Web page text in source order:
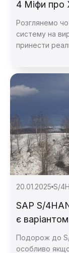
4 Міфи про
Розглянемо
систему на
принести
20.01.2025 S/
SAP S/
є варіантом
Подорож до S/
особливо